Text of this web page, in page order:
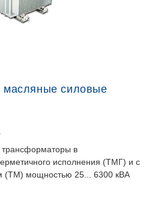
силовые
в
исполнения (ТМГ) и с
(ТМ) мощностью 25... 6300 кВА